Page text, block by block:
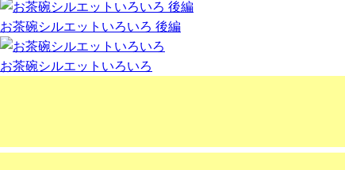
お茶碗シルエットいろいろ 後編
お茶碗シルエットいろいろ